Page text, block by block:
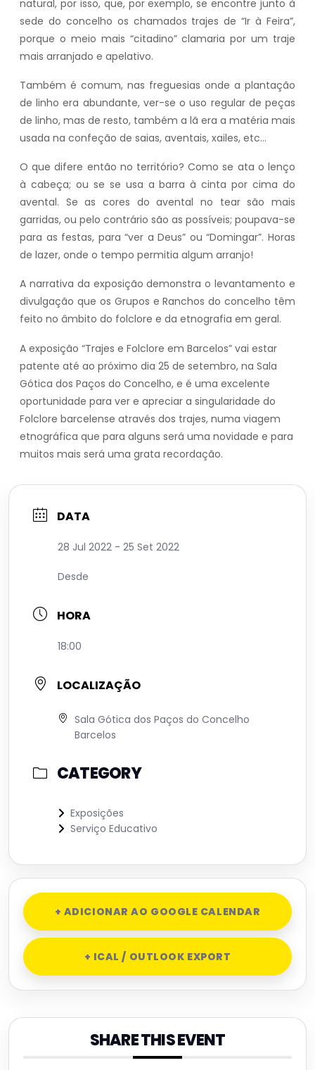
natural, por isso, que, por exemplo, se encontre junto à
sede do concelho os chamados trajes de “Ir à Feira”,
porque o meio mais “citadino” clamaria por um traje
mais arranjado e apelativo.
Também é comum, nas freguesias onde a plantação
de linho era abundante, ver-se o uso regular de peças
de linho, mas de resto, também a lã era a matéria mais
usada na confeção de saias, aventais, xailes, etc…
O que difere então no território? Como se ata o lenço
à cabeça; ou se se usa a barra à cinta por cima do
avental. Se as cores do avental no tear são mais
garridas, ou pelo contrário são as possíveis; poupava-se
para as festas, para “ver a Deus” ou “Domingar”. Horas
de lazer, onde o tempo permitia algum arranjo!
A narrativa da exposição demonstra o levantamento e
divulgação que os Grupos e Ranchos do concelho têm
feito no âmbito do folclore e da etnografia em geral.
A exposição “Trajes e Folclore em Barcelos” vai estar
patente até ao próximo dia 25 de setembro, na Sala
Gótica dos Paços do Concelho, e é uma excelente
oportunidade para ver e apreciar a singularidade do
Folclore barcelense através dos trajes, numa viagem
etnográfica que para alguns será uma novidade e para
muitos mais será uma grata recordação.
DATA
28 Jul 2022 - 25 Set 2022
Desde
HORA
18:00
LOCALIZAÇÃO
Sala Gótica dos Paços do Concelho
Barcelos
CATEGORY
Exposições
Serviço Educativo
+ ADICIONAR AO GOOGLE CALENDAR
+ ICAL / OUTLOOK EXPORT
SHARE THIS EVENT